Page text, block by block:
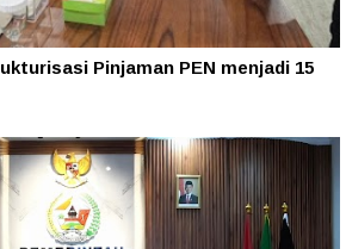
Pinjaman PEN menjadi 15